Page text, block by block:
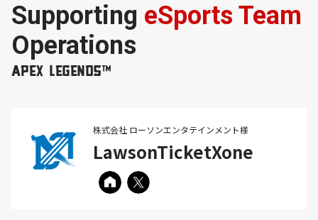
Supporting eSports Team
Operations
APEX LEGENDS™
株式会社 ローソンエンタテインメント様
LawsonTicketXone